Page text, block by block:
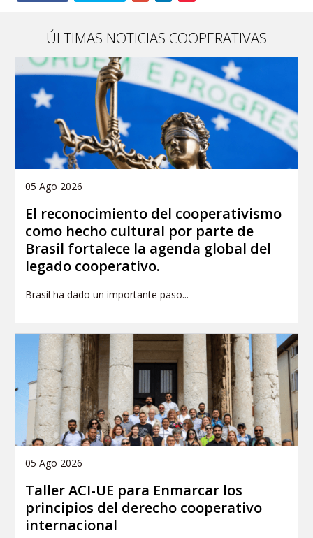
ÚLTIMAS NOTICIAS COOPERATIVAS
05 Ago 2026
El reconocimiento del cooperativismo
como hecho cultural por parte de
Brasil fortalece la agenda global del
legado cooperativo.
Brasil ha dado un importante paso...
05 Ago 2026
Taller ACI-UE para Enmarcar los
principios del derecho cooperativo
internacional